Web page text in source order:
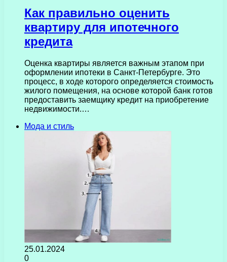
Как правильно оценить
квартиру для ипотечного
кредита
Оценка квартиры является важным этапом при
оформлении ипотеки в Санкт-Петербурге. Это
процесс, в ходе которого определяется стоимость
жилого помещения, на основе которой банк готов
предоставить заемщику кредит на приобретение
недвижимости.…
Мода и стиль
25.01.2024
0